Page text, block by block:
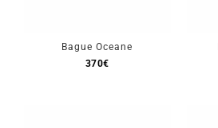
Bague Oceane
370€